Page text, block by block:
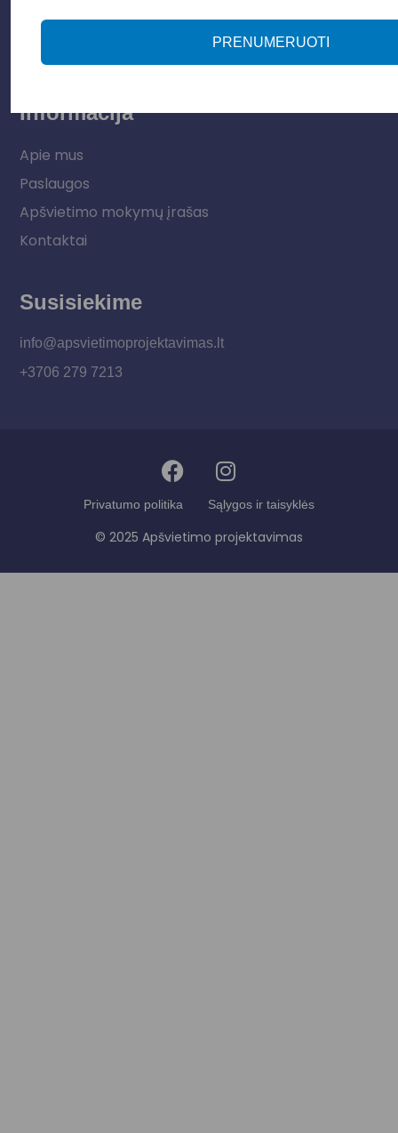
LED juostos
Informacija
Apie mus
Paslaugos
Apšvietimo mokymų įrašas
Kontaktai
Susisiekime
info@apsvietimoprojektavimas.lt
+3706 279 7213
Privatumo politika Sąlygos ir taisyklės
© 2025 Apšvietimo projektavimas
PRENUMERUOTI